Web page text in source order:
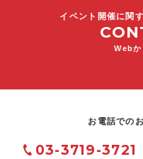
イベント開催に関
Webか
お電話での
03-3719-3721